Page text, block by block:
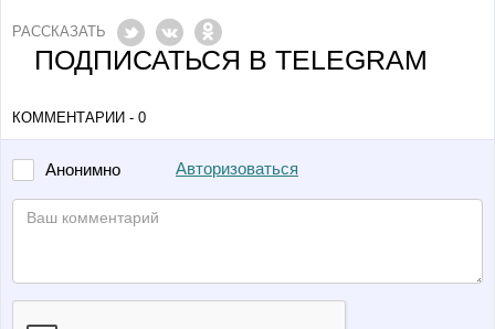
РАССКАЗАТЬ
ПОДПИСАТЬСЯ В TELEGRAM
КОММЕНТАРИИ - 0
Анонимно Авторизоваться